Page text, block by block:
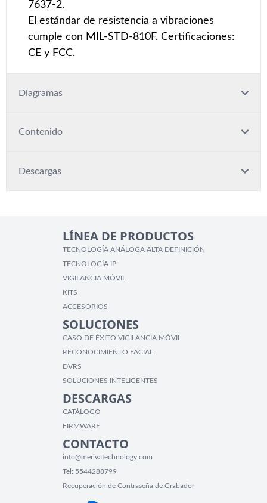
7637-2.
El estándar de resistencia a vibraciones
cumple con MIL-STD-810F. Certificaciones:
CE y FCC.
Diagramas
Contenido
Descargas
LÍNEA DE PRODUCTOS
TECNOLOGÍA ANÁLOGA ALTA DEFINICIÓN
TECNOLOGÍA IP
VIGILANCIA MÓVIL
KITS
ACCESORIOS
SOLUCIONES
CASO DE ÉXITO VIGILANCIA MÓVIL
RECONOCIMIENTO FACIAL
DVRS
SOLUCIONES INTELIGENTES
DESCARGAS
CATÁLOGO
FIRMWARE
CONTACTO
info@merivatechnology.com
Tel: 5544288799
Recuperación de Contraseña de Grabador